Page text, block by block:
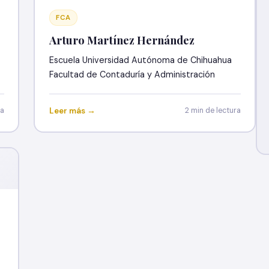
FCA
Arturo Martínez Hernández
Escuela Universidad Autónoma de Chihuahua
Facultad de Contaduría y Administración
Leer más → 2 min de lectura